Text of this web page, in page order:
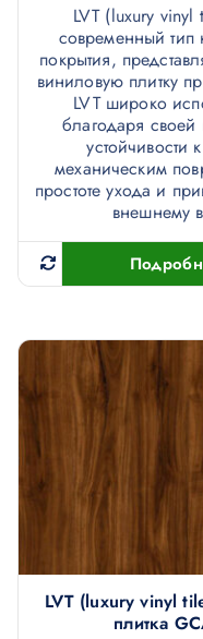
LVT (luxury
современный тип
покрытия,
виниловую плитку
LVT широко
благодаря своей
устойчивости
механическим
простоте ухода и
внешнему
LVT (luxury vinyl
плитка